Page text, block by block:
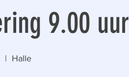
9.00 uur
  |
Halle